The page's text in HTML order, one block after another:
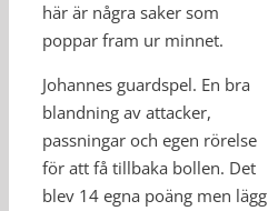
här är några saker som
poppar fram ur minnet.
Johannes guardspel. En bra
blandning av attacker,
passningar och egen rörelse
för att få tillbaka bollen. Det
blev 14 egna poäng men lägg